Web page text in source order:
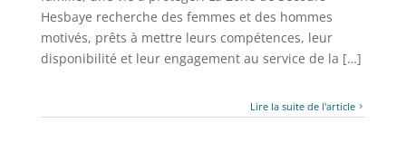
Hesbaye recherche des femmes et des hommes
motivés, prêts à mettre leurs compétences, leur
disponibilité et leur engagement au service de la […]
Lire la suite de l'article